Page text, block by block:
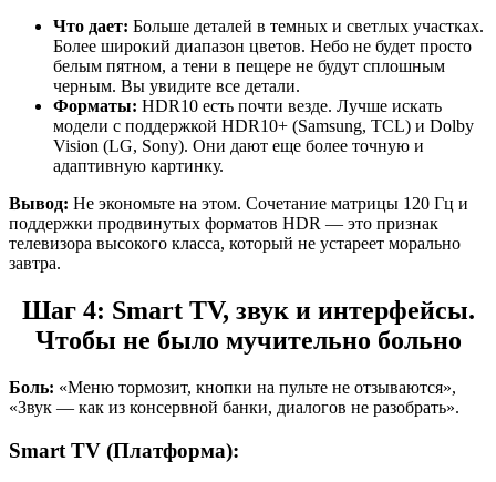
Что дает: Больше деталей в темных и светлых участках.
Более широкий диапазон цветов. Небо не будет просто
белым пятном, а тени в пещере не будут сплошным
черным. Вы увидите все детали.
Форматы: HDR10 есть почти везде. Лучше искать
модели с поддержкой HDR10+ (Samsung, TCL) и Dolby
Vision (LG, Sony). Они дают еще более точную и
адаптивную картинку.
Вывод: Не экономьте на этом. Сочетание матрицы 120 Гц и
поддержки продвинутых форматов HDR — это признак
телевизора высокого класса, который не устареет морально
завтра.
Шаг 4: Smart TV, звук и интерфейсы.
Чтобы не было мучительно больно
Боль: «Меню тормозит, кнопки на пульте не отзываются»,
«Звук — как из консервной банки, диалогов не разобрать».
Smart TV (Платформа):